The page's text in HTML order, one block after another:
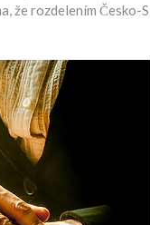
že rozdelením